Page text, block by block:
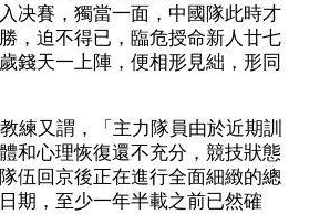
决賽，獨當一面，中國隊此時才
，迫不得已，臨危授命新人廿七
錢天一上陣，便相形見絀，形同
又謂，「主力隊員由於近期訓
和心理恢復還不充分，競技狀態
伍回京後正在進行全面細緻的總
期，至少一年半載之前已然確